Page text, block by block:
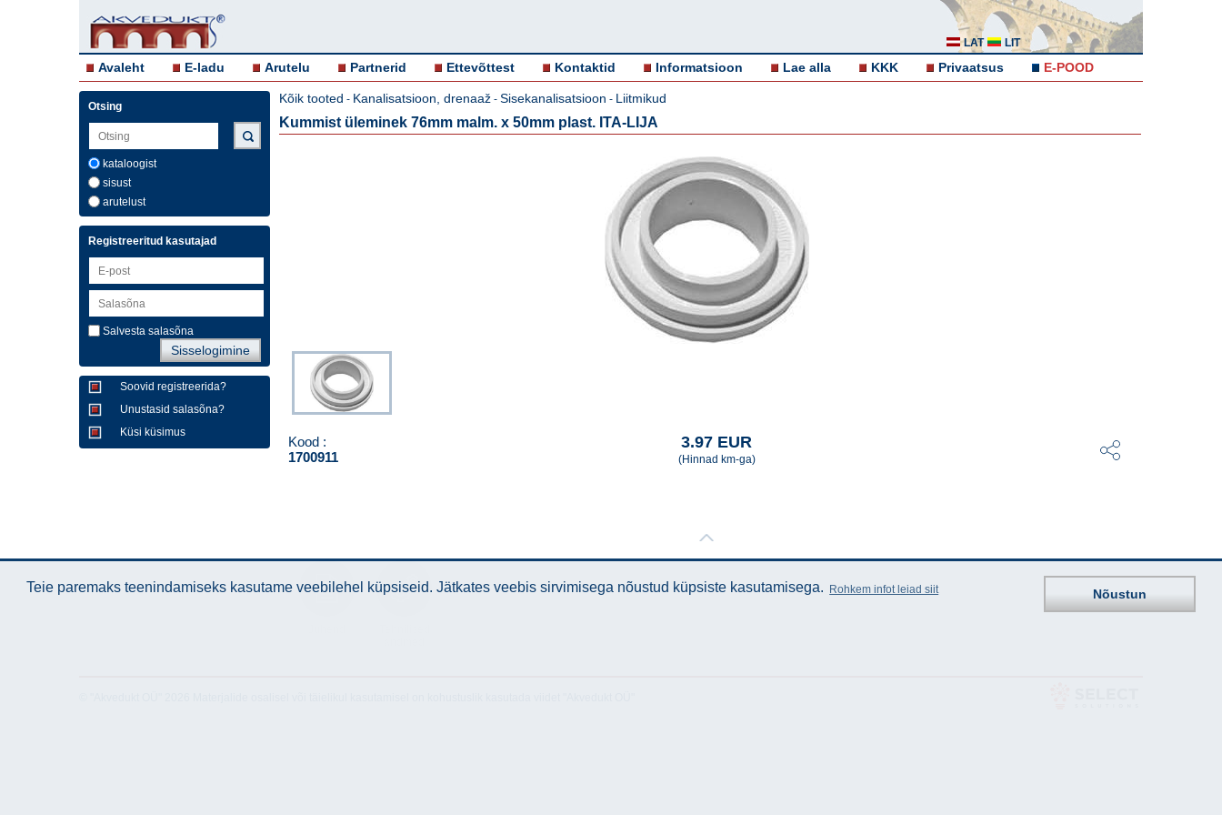
LAT LIT
Avaleht E-ladu Arutelu Partnerid Ettevõttest Kontaktid Informatsioon Lae alla KKK Privaatsus E-POOD
Otsing
kataloogist
sisust
arutelust
Registreeritud kasutajad
Salvesta salasõna
Soovid registreerida?
Unustasid salasõna?
Küsi küsimus
Kõik tooted - Kanalisatsioon, drenaaž - Sisekanalisatsioon - Liitmikud
Kummist üleminek 76mm malm. x 50mm plast. ITA-LIJA
Kood :
1700911
3.97 EUR
(Hinnad km-ga)
Teie paremaks teenindamiseks kasutame veebilehel küpsiseid. Jätkates veebis sirvimisega nõustud küpsiste kasutamisega. Rohkem infot leiad siit Nõustun